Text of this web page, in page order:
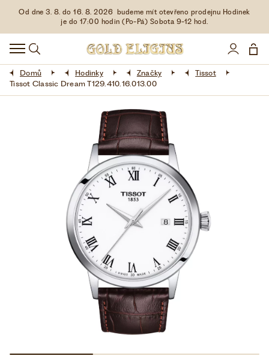
Od dne 3. 8. do 16. 8. 2026 budeme mít otevřeno prodejnu Hodinek
je do 17:00 hodin (Po-Pá) Sobota 9-12 hod.
HODINKY
DOPLŇKY
ŠPERKY
LIMITOVANÉ EDICE
VŠE O NÁKUPU
WHATSAPP VIBER
VOLEJTE 9:00–18:00+420 775 138 346
Domů Hodinky Značky
Tissot
Tissot Classic Dream T129.410.16.013.00